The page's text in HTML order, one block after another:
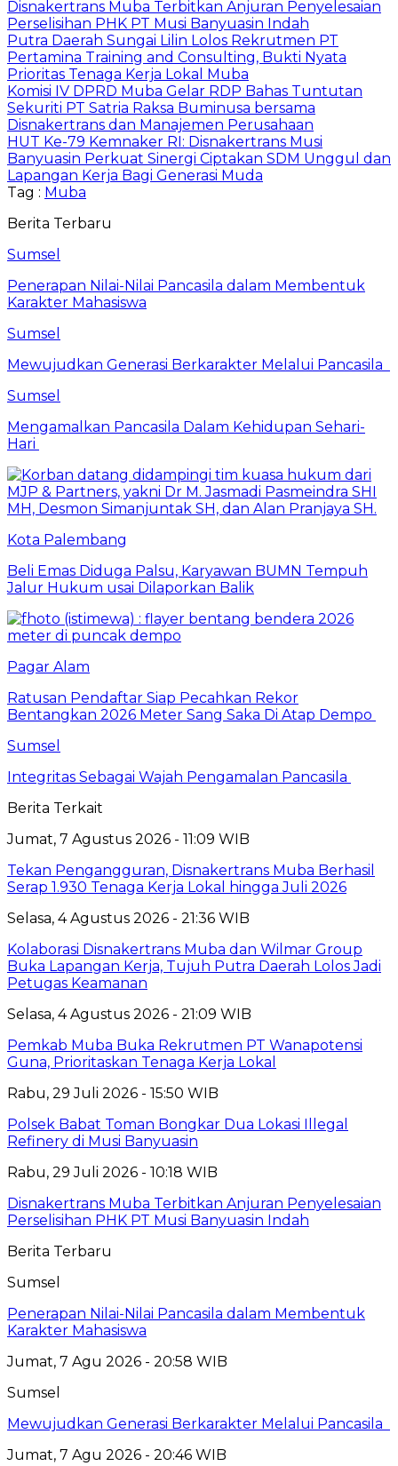
Disnakertrans Muba Terbitkan Anjuran Penyelesaian
Perselisihan PHK PT Musi Banyuasin Indah
Putra Daerah Sungai Lilin Lolos Rekrutmen PT
Pertamina Training and Consulting, Bukti Nyata
Prioritas Tenaga Kerja Lokal Muba
Komisi IV DPRD Muba Gelar RDP Bahas Tuntutan
Sekuriti PT Satria Raksa Buminusa bersama
Disnakertrans dan Manajemen Perusahaan
HUT Ke-79 Kemnaker RI: Disnakertrans Musi
Banyuasin Perkuat Sinergi Ciptakan SDM Unggul dan
Lapangan Kerja Bagi Generasi Muda
Tag : Muba
Berita Terbaru
Sumsel
Penerapan Nilai-Nilai Pancasila dalam Membentuk
Karakter Mahasiswa
Sumsel
Mewujudkan Generasi Berkarakter Melalui Pancasila
Sumsel
Mengamalkan Pancasila Dalam Kehidupan Sehari-
Hari
Kota Palembang
Beli Emas Diduga Palsu, Karyawan BUMN Tempuh
Jalur Hukum usai Dilaporkan Balik
Pagar Alam
Ratusan Pendaftar Siap Pecahkan Rekor
Bentangkan 2026 Meter Sang Saka Di Atap Dempo
Sumsel
Integritas Sebagai Wajah Pengamalan Pancasila
Berita Terkait
Jumat, 7 Agustus 2026 - 11:09 WIB
Tekan Pengangguran, Disnakertrans Muba Berhasil
Serap 1.930 Tenaga Kerja Lokal hingga Juli 2026
Selasa, 4 Agustus 2026 - 21:36 WIB
Kolaborasi Disnakertrans Muba dan Wilmar Group
Buka Lapangan Kerja, Tujuh Putra Daerah Lolos Jadi
Petugas Keamanan
Selasa, 4 Agustus 2026 - 21:09 WIB
Pemkab Muba Buka Rekrutmen PT Wanapotensi
Guna, Prioritaskan Tenaga Kerja Lokal
Rabu, 29 Juli 2026 - 15:50 WIB
Polsek Babat Toman Bongkar Dua Lokasi Illegal
Refinery di Musi Banyuasin
Rabu, 29 Juli 2026 - 10:18 WIB
Disnakertrans Muba Terbitkan Anjuran Penyelesaian
Perselisihan PHK PT Musi Banyuasin Indah
Berita Terbaru
Sumsel
Penerapan Nilai-Nilai Pancasila dalam Membentuk
Karakter Mahasiswa
Jumat, 7 Agu 2026 - 20:58 WIB
Sumsel
Mewujudkan Generasi Berkarakter Melalui Pancasila
Jumat, 7 Agu 2026 - 20:46 WIB